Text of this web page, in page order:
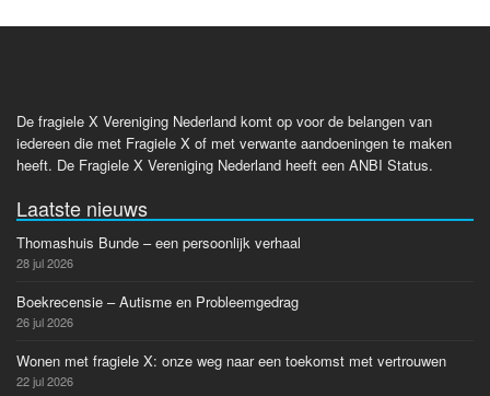
De fragiele X Vereniging Nederland komt op voor de belangen van
iedereen die met Fragiele X of met verwante aandoeningen te maken
heeft. De Fragiele X Vereniging Nederland heeft een ANBI Status.
Laatste nieuws
Thomashuis Bunde – een persoonlijk verhaal
28 jul 2026
Boekrecensie – Autisme en Probleemgedrag
26 jul 2026
Wonen met fragiele X: onze weg naar een toekomst met vertrouwen
22 jul 2026